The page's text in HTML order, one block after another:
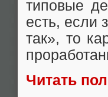
типовые
есть, если
так», то
Читать